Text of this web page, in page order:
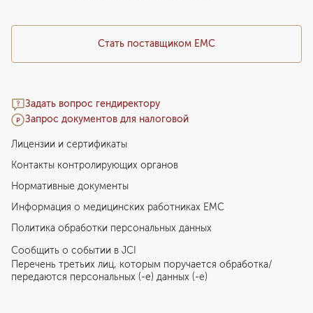
Стать поставщиком ЕМС
Задать вопрос гендиректору
Запрос документов для налоговой
Лицензии и сертификаты
Контакты контролирующих органов
Нормативные документы
Информация о медицинских работниках EMC
Политика обработки персональных данных
Сообщить о событии в JCI
Перечень третьих лиц, которым поручается обработка/
передаются персональных (-е) данных (-е)